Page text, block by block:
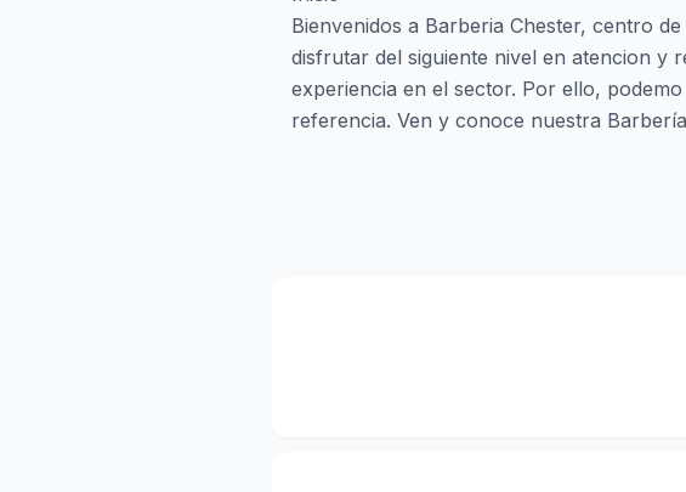
Bienvenidos a Barberia Chester, centro
disfrutar del siguiente nivel en atencion y
experiencia en el sector. Por ello,
referencia. Ven y conoce nuestra